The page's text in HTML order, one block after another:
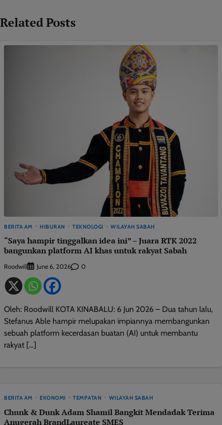
Related Posts
BERITA AM HIBURAN TEKNOLOGI WILAYAH SABAH
“Saya hampir tinggalkan idea ini” – Juara RTK 2022
bangunkan platform AI khas untuk rakyat Sabah
Roodwill June 6, 2026 0
Oleh: Roodwill KOTA KINABALU: 6 Jun 2026 – Dua tahun lalu,
Stefanus Able hampir melupakan impiannya membangunkan
sebuah platform kecerdasan buatan (AI) untuk membantu
rakyat […]
BERITA AM EKONOMI TEMPATAN WILAYAH SABAH
Chunk & Dunk Adam Shamil Bangkit Mendadak Terima
Anugerah BrandLaureate SMES